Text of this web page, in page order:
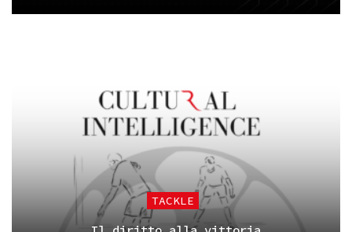
TACKLE